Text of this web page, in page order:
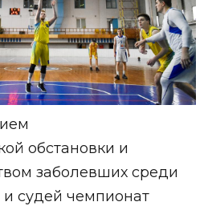
обстановки и
заболевших среди
и судей чемпионат